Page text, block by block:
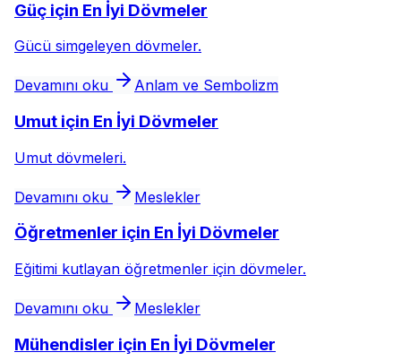
Güç için En İyi Dövmeler
Gücü simgeleyen dövmeler.
Devamını oku Anlam ve Sembolizm
Umut için En İyi Dövmeler
Umut dövmeleri.
Devamını oku Meslekler
Öğretmenler için En İyi Dövmeler
Eğitimi kutlayan öğretmenler için dövmeler.
Devamını oku Meslekler
Mühendisler için En İyi Dövmeler